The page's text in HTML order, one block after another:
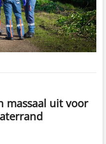
massaal uit voor